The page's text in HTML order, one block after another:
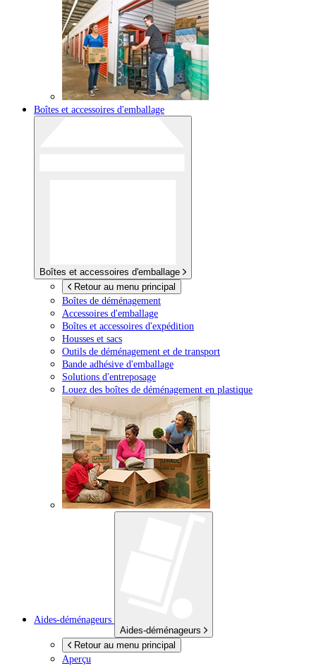
Boîtes et accessoires d'emballage
Boîtes et accessoires d'emballage
Retour au menu principal
Boîtes de déménagement
Accessoires d'emballage
Boîtes et accessoires d'expédition
Housses et sacs
Outils de déménagement et de transport
Bande adhésive d'emballage
Solutions d'entreposage
Louez des boîtes de déménagement en plastique
Aides-déménageurs
Aides-déménageurs
Retour au menu principal
Aperçu